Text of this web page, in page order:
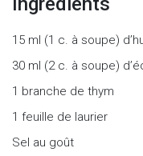
15 ml (1 c. à soupe)
30 ml (2 c. à soupe)
1 branche de thym
1 feuille de laurier
Sel au goût